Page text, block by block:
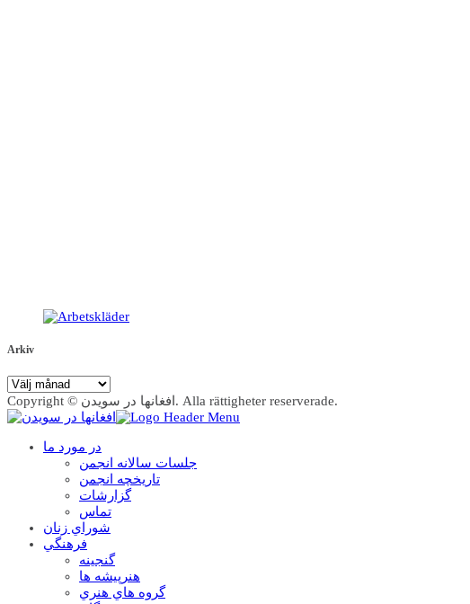
Arkiv
Arkiv
Copyright © افغانها در سویدن. Alla rättigheter reserverade.
در مورد ما
جلسات سالانه انجمن
تاریخچه انجمن
گزارشات
تماس
شوراي زنان
فرهنگي
گنجينه
هنرپيشه ها
گروه هاي هنري